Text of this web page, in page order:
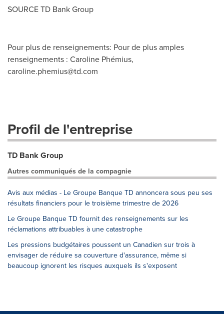
SOURCE TD Bank Group
Pour plus de renseignements: Pour de plus amples
renseignements : Caroline Phémius,
caroline.phemius@td.com
Profil de l'entreprise
TD Bank Group
Autres communiqués de la compagnie
Avis aux médias - Le Groupe Banque TD annoncera sous peu ses
résultats financiers pour le troisième trimestre de 2026
Le Groupe Banque TD fournit des renseignements sur les
réclamations attribuables à une catastrophe
Les pressions budgétaires poussent un Canadien sur trois à
envisager de réduire sa couverture d'assurance, même si
beaucoup ignorent les risques auxquels ils s'exposent